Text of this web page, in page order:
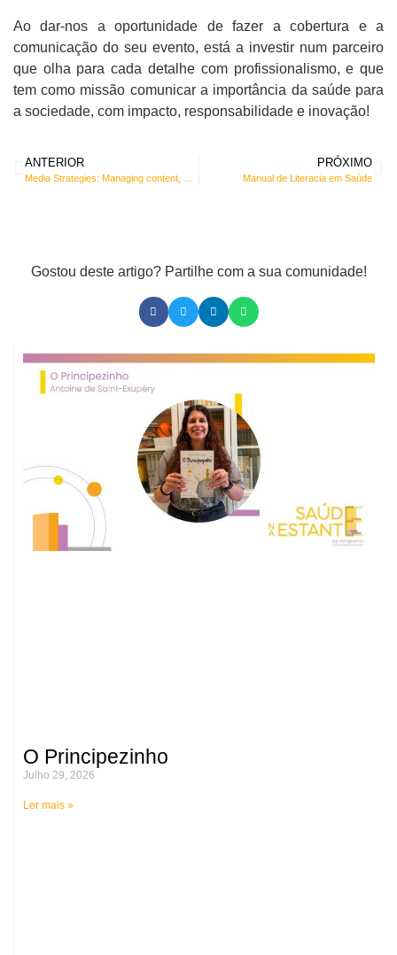
Ao dar-nos a oportunidade de fazer a cobertura e a
comunicação do seu evento, está a investir num parceiro
que olha para cada detalhe com profissionalismo, e que
tem como missão comunicar a importância da saúde para
a sociedade, com impacto, responsabilidade e inovação!
ANTERIOR PRÓXIMO
Manual de Literacia em Saúde
Gostou deste artigo? Partilhe com a sua comunidade!
O Principezinho
Julho 29, 2026
Ler mais »